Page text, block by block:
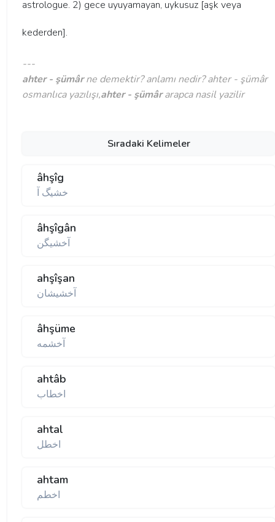
astrologue. 2) gece uyuyamayan, uykusuz [aşk veya
kederden].
---
ahter - şümârne demektir? anlamı nedir? ahter - şümâr
osmanlıca yazılışı,ahter - şümârarapca nasil yazilir
Sıradaki Kelimeler
âhşîg
خشيگ آ
âhşîgân
آخشيگن
ahşîşan
آخشيشان
âhşüme
آخشمه
ahtâb
اخطاب
ahtal
اخطل
ahtam
اخطم